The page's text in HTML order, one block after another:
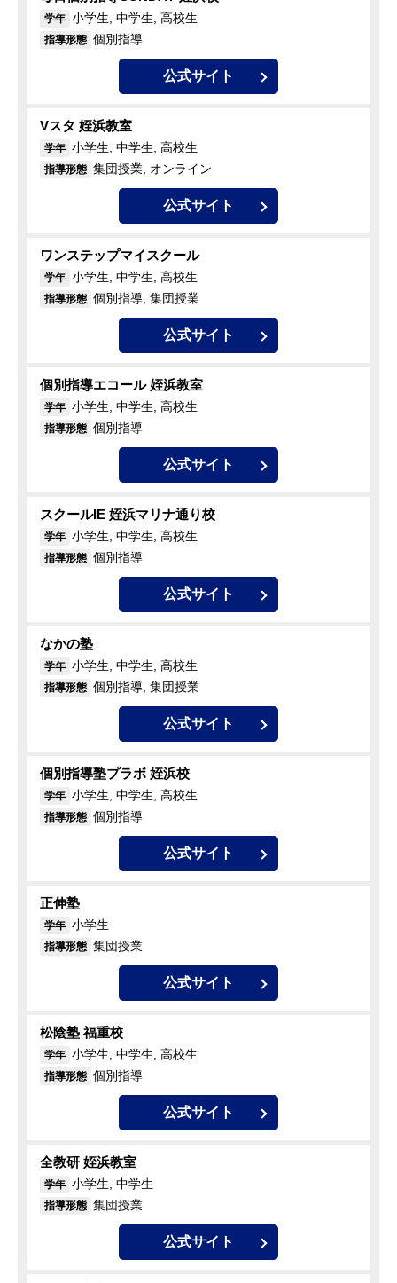
学年 小学生, 中学生, 高校生
指導形態 個別指導
公式サイト
Vスタ 姪浜教室
学年 小学生, 中学生, 高校生
指導形態 集団授業, オンライン
公式サイト
ワンステップマイスクール
学年 小学生, 中学生, 高校生
指導形態 個別指導, 集団授業
公式サイト
個別指導エコール 姪浜教室
学年 小学生, 中学生, 高校生
指導形態 個別指導
公式サイト
スクールIE 姪浜マリナ通り校
学年 小学生, 中学生, 高校生
指導形態 個別指導
公式サイト
なかの塾
学年 小学生, 中学生, 高校生
指導形態 個別指導, 集団授業
公式サイト
個別指導塾プラボ 姪浜校
学年 小学生, 中学生, 高校生
指導形態 個別指導
公式サイト
正伸塾
学年 小学生
指導形態 集団授業
公式サイト
松陰塾 福重校
学年 小学生, 中学生, 高校生
指導形態 個別指導
公式サイト
全教研 姪浜教室
学年 小学生, 中学生
指導形態 集団授業
公式サイト